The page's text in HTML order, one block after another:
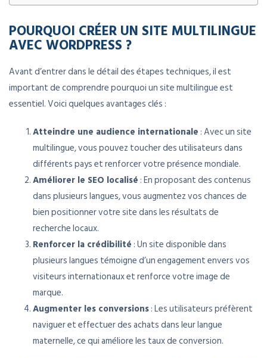
POURQUOI CRÉER UN SITE MULTILINGUE
AVEC WORDPRESS ?
Avant d’entrer dans le détail des étapes techniques, il est
important de comprendre pourquoi un site multilingue est
essentiel. Voici quelques avantages clés :
Atteindre une audience internationale : Avec un site
multilingue, vous pouvez toucher des utilisateurs dans
différents pays et renforcer votre présence mondiale.
Améliorer le SEO localisé : En proposant des contenus
dans plusieurs langues, vous augmentez vos chances de
bien positionner votre site dans les résultats de
recherche locaux.
Renforcer la crédibilité : Un site disponible dans
plusieurs langues témoigne d’un engagement envers vos
visiteurs internationaux et renforce votre image de
marque.
Augmenter les conversions: Les utilisateurs préfèrent
naviguer et effectuer des achats dans leur langue
maternelle, ce qui améliore les taux de conversion.